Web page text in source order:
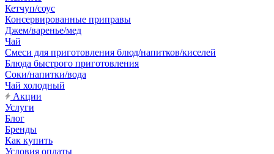
Кетчуп/соус
Консервированные приправы
Джем/варенье/мед
Чай
Смеси для приготовления блюд/напитков/киселей
Блюда быстрого приготовления
Соки/напитки/вода
Чай холодный
Акции
Услуги
Блог
Бренды
Как купить
Условия оплаты